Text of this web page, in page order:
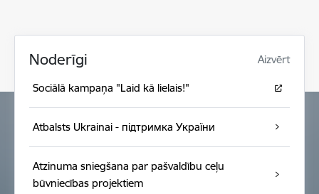
Noderīgi Aizvērt
Sociālā kampaņa "Laid kā lielais!"
Atbalsts Ukrainai - підтримка України
Atzinuma sniegšana par pašvaldību ceļu
būvniecības projektiem